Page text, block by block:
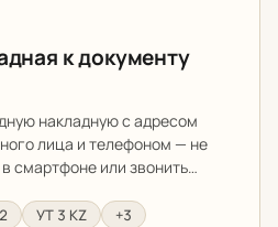
к документу
накладную с адресом
лица и телефоном — не
смартфоне или звонить…
УТ 3 KZ +3